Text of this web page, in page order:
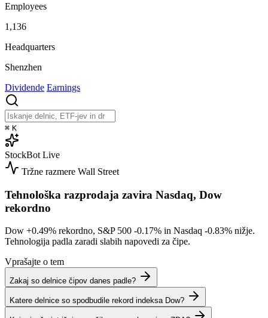
Employees
1,136
Headquarters
Shenzhen
Dividende Earnings
⌘ K
StockBot Live
Tržne razmere Wall Street
Tehnološka razprodaja zavira Nasdaq, Dow
rekordno
Dow +0.49% rekordno, S&P 500 -0.17% in Nasdaq -0.83% nižje.
Tehnologija padla zaradi slabih napovedi za čipe.
Vprašajte o tem
Zakaj so delnice čipov danes padle?
Katere delnice so spodbudile rekord indeksa Dow?